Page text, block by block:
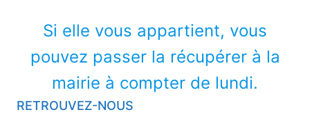
Si elle vous appartient, vous
pouvez passer la récupérer à la
mairie à compter de lundi.
RETROUVEZ-NOUS